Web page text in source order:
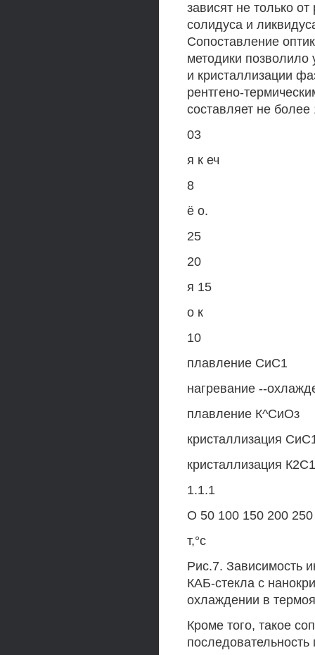
зависят не только
солидуса и
Сопоставление
методики
и кристаллизации
рентгено-
составляет не более
03
я к еч
8
ё о.
25
20
я 15
о к
10
плавление СиС1
нагревание --
плавление К^СиОз
кристаллизация
кристаллизация
1.1.1
О 50 100 150 200
т,°с
Рис.7. Зависимость
КАБ-стекла с
охлаждении в
Кроме того, такое